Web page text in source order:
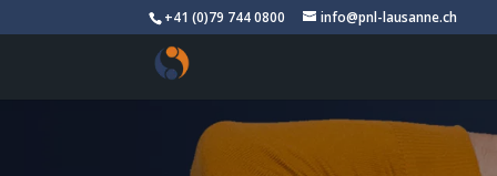
+41 (0)79 744 0800 info@pnl-lausanne.ch